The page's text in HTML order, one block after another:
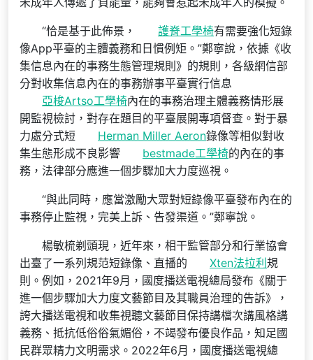
“恰是基于此佈景， 護脊工學椅有需要強化短錄
像App平臺的主體義務和日慣例矩。”鄭寧說，依據《收
集信息內在的事務生態管理規則》的規則，各級網信部
分對收集信息內在的事務辦事平臺實行信息
亞梭Artso工學椅內在的事務治理主體義務情形展
開監視檢討，對存在題目的平臺展開專項督查。對于暴
力處分式短
Herman Miller Aeron錄像等相似對收
集生態形成不良影響
bestmade工學椅的內在的事
務，法律部分應進一個步驟加大力度巡視。
“與此同時，應當激勵大眾對短錄像平臺發布內在的
事務停止監視，完美上訴、告發渠道。”鄭寧說。
楊敏梳剃頭現，近年來，相干監管部分和行業協會
出臺了一系列規范短錄像、直播的
Xten法拉利 規
則。例如，2021年9月，國度播送電視總局發布《關于
進一個步驟加大力度文藝節目及其職員治理的告訴》，
誇大播送電視和收集視聽文藝節目保持講檔次講風格講
義務、抵抗低俗俗氣媚俗，不竭發布優良作品，知足國
民群眾精力文明需求。2022年6月，國度播送電視總